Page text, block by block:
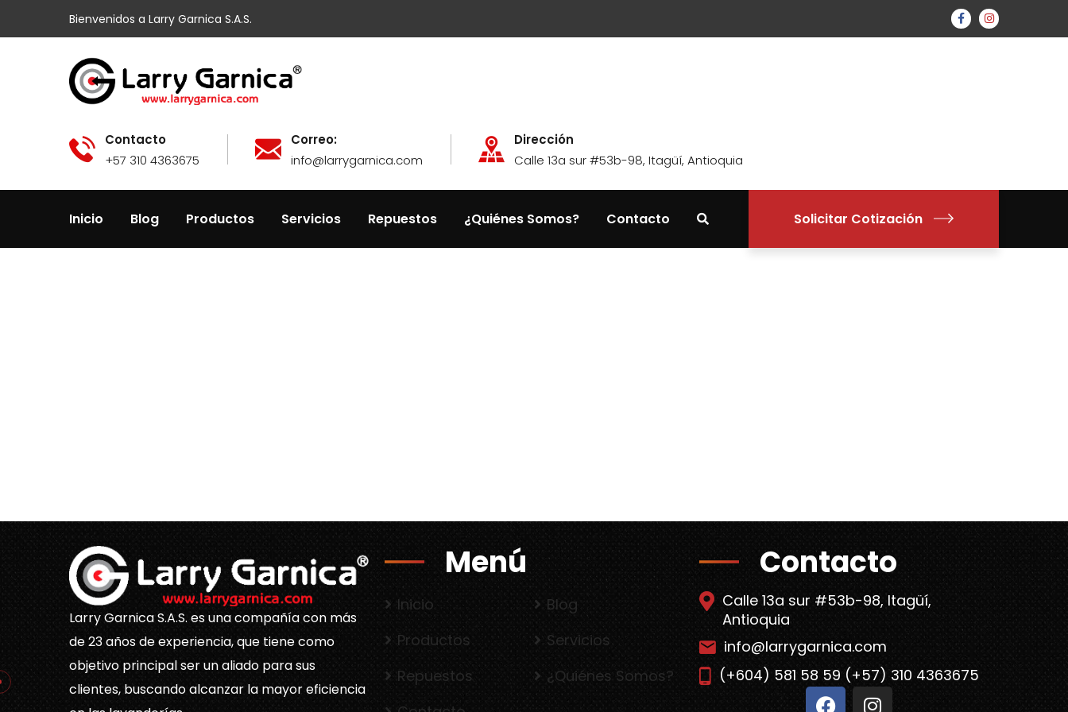
Bienvenidos a Larry Garnica S.A.S.
Contacto
+57 310 4363675
Correo:
info@larrygarnica.com
Dirección
Calle 13a sur #53b-98, Itagüí, Antioquia
Inicio Blog Productos Servicios Repuestos ¿Quiénes Somos? Contacto Solicitar Cotización
Larry Garnica S.A.S. es una compañía con más
de 23 años de experiencia, que tiene como
objetivo principal ser un aliado para sus
clientes, buscando alcanzar la mayor eficiencia
Menú
Inicio
Blog
Productos
Servicios
Repuestos
¿Quiénes Somos?
Contacto
Calle 13a sur #53b-98, Itagüí,
Antioquia
info@larrygarnica.com
(+604) 581 58 59 (+57) 310 4363675